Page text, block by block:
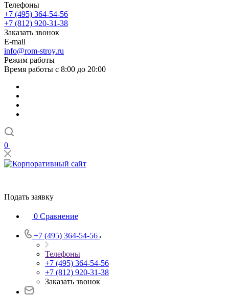
Телефоны
+7 (495) 364-54-56
+7 (812) 920-31-38
Заказать звонок
E-mail
info@rom-stroy.ru
Режим работы
Время работы с 8:00 до 20:00
0
Подать заявку
0 Сравнение
+7 (495) 364-54-56
Телефоны
+7 (495) 364-54-56
+7 (812) 920-31-38
Заказать звонок